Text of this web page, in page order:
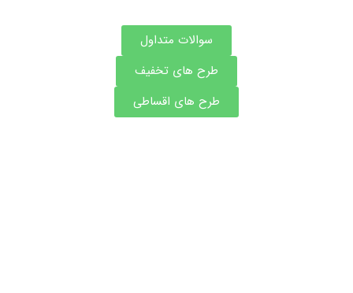
سوالات متداول
طرح های تخفیف
طرح های اقساطی